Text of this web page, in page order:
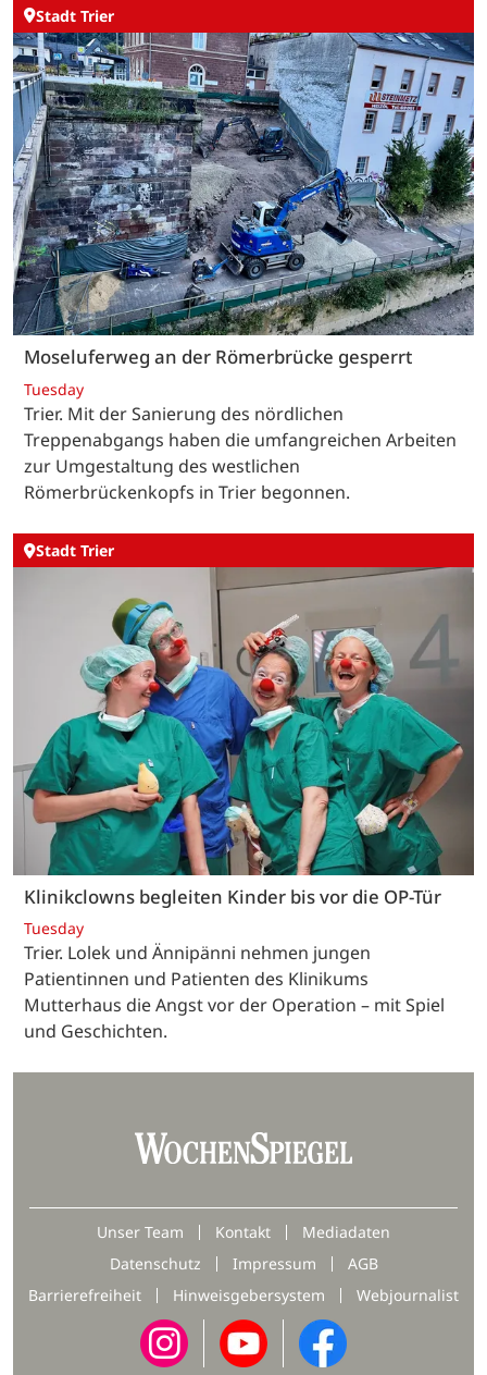
Stadt Trier
Moseluferweg an der Römerbrücke gesperrt
Tuesday
Trier. Mit der Sanierung des nördlichen
Treppenabgangs haben die umfangreichen Arbeiten
zur Umgestaltung des westlichen
Römerbrückenkopfs in Trier begonnen.
Stadt Trier
Klinikclowns begleiten Kinder bis vor die OP-Tür
Tuesday
Trier. Lolek und Ännipänni nehmen jungen
Patientinnen und Patienten des Klinikums
Mutterhaus die Angst vor der Operation – mit Spiel
und Geschichten.
Unser Team Kontakt
Mediadaten
Datenschutz
Impressum
AGB
Barrierefreiheit
Hinweisgebersystem Webjournalist